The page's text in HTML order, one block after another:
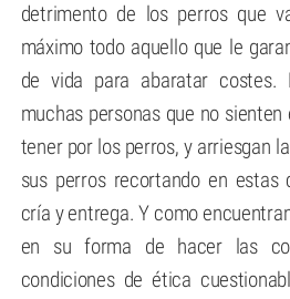
detrimento de los perros que
máximo todo aquello que le
de vida para abaratar costes.
muchas personas que no
tener por los perros, y arriesgan
sus perros recortando en estas
cría y entrega. Y como
en su forma de hacer las
condiciones de ética